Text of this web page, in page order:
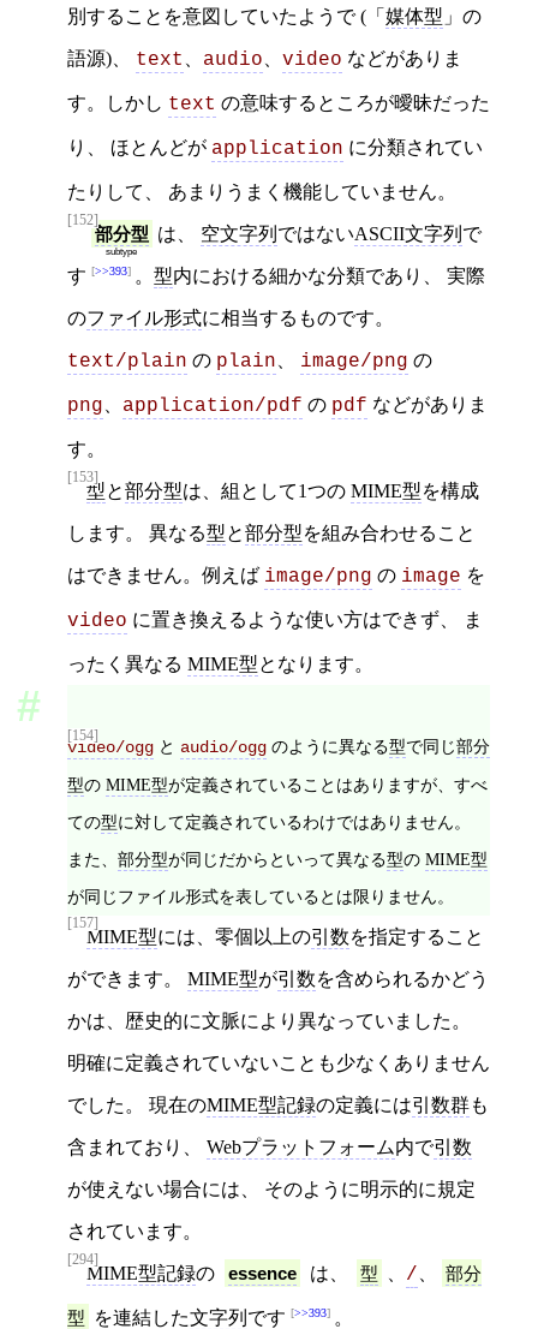
別することを意図していたようで (「 媒体型 」の
語源)、 text audio video などがありま
す。しかし text の意味するところが曖昧だった
り、 ほとんどが application に分類されてい
たりして、 あまりうまく機能していません。
[152]
部分型
subtype
は、 空文字列 ではないASCII文字列 で
す >>393 。 型内における細かな分類であり、 実際
のファイル形式に相当するものです。
text/plain の plain image/png の
png application/pdf の pdf などがありま
す。
[153]
型と部分型は、組として1つの MIME型を構成
します。 異なる型と部分型を組み合わせること
はできません。例えば image/png の image を
video に置き換えるような使い方はできず、 ま
ったく異なる MIME型となります。
[154]
video/ogg と audio/ogg のように異なる型で同じ部分
型の MIME型が定義されていることはありますが、すべ
ての型に対して定義されているわけではありません。
また、 部分型が同じだからといって異なる型の MIME型
が同じファイル形式を表しているとは限りません。
[157]
MIME型には、零個以上の引数を指定すること
ができます。 MIME型が引数を含められるかどう
かは、歴史的に文脈により異なっていました。
明確に定義されていないことも少なくありません
でした。 現在のMIME型記録の定義には引数群も
含まれており、 Webプラットフォーム内で引数
が使えない場合には、 そのように明示的に規定
されています。
[294]
MIME型記録の essence は、 型 / 部分
型 を連結した文字列 です >>393 。